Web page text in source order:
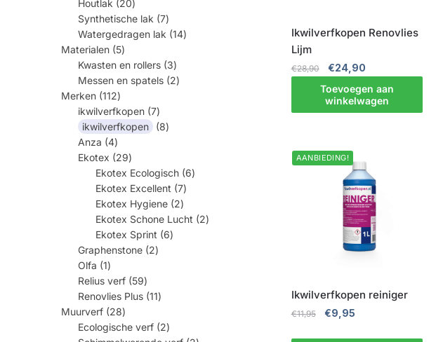
Ikwilverfkopen Renovlies
Lijm
€28,90
Oorspronkelijke
was:
€28,90.
€24,90Huidige
is:
€24,90.
Toevoegen aan
winkelwagen
AANBIEDING!
Ikwilverfkopen reiniger
€11,95
Oorspronkelijke
€9,95Huidige
Houtlak
20producten
Synthetische lak
77
producten
Watergedragen lak
1414
producten
Materialen 55
producten
Kwasten en rollers 33
producten
Messen en spatels 22
producten
Merken 112112
producten
ikwilverfkopen 77
producten
ikwilverfkopen
88
producten
Anza
44
producten
Ekotex
2929
producten
Ekotex Ecologisch 66
producten
Ekotex Excellent 77
producten
Ekotex Hygiene 22
producten
Ekotex Schone Lucht 22
producten
Ekotex Sprint 66
producten
Graphenstone 22
producten
Olfa
11
product
Relius verf 5959
producten
Renovlies Plus 1111
producten
Muurverf 2828
producten
Ecologische verf 22
producten
2